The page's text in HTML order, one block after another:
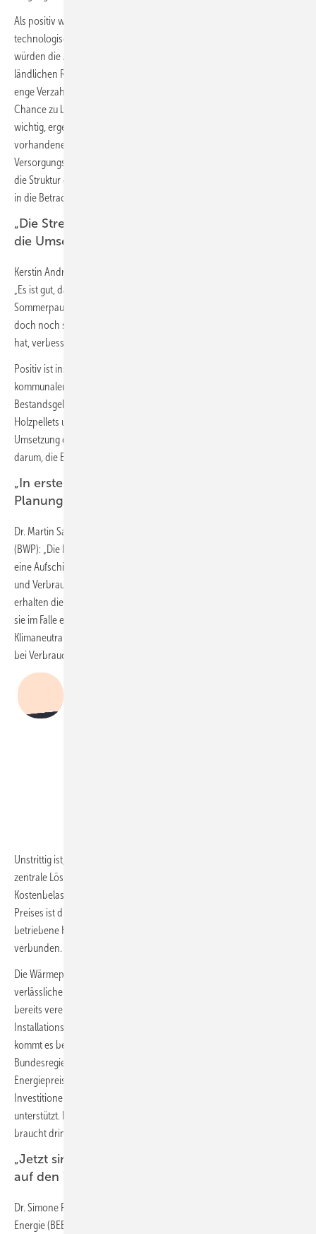
Als positiv wertet der Verband auch die Einbeziehung des gesamten
technologischen Lösungsangebots. Gerade bei der Holzwärme
würden die Ansätze zu mehr Akzeptanz der Wärmewende im
ländlichen Raum beitragen. Darüber hinaus sei die nun vorgesehene
enge Verzahnung des GEG mit der kommunalen Wärmeplanung als
Chance zu begreifen. Bei der Kommunalen Wärmeplanung sei es
wichtig, ergebnisoffen alle örtlichen Gegebenheiten wie die
vorhandenen Infrastrukturen, zentrale wie dezentrale
Versorgungslösungen, erneuerbare Energie- und Wärmequellen sowie
die Struktur des Gebäudebestands und des Gewerbes bzw. Industrie
in die Betrachtung einzubeziehen.
„Die Streichung der Transformationspläne macht
die Umsetzung praktikabler“
Kerstin Andreae, Vorsitzende der Hauptgeschäftsführung des BDEW:
„Es ist gut, dass sich die Koalition auf den letzten Metern vor der
Sommerpause geeinigt hat und das Gesetzgebungsverfahren nun
doch noch starten kann. Die Punkte, auf die sich die Koalition geeinigt
hat, verbessern das Gesetz entscheidend.
Positiv ist insbesondere die geplante Verzahnung mit der
kommunalen Wärmeplanung bei der Umrüstung von
Bestandsgebäuden. Auch die Öffnung der Erfüllungsoptionen hin zu
Holzpellets und die Streichung der Transformationspläne macht die
Umsetzung des Gesetzes für alle Beteiligten praktikabler. Nun geht es
darum, die Einigung der Koalition im Gesetz umzusetzen.“
„In erster Linie eine Aufschiebung von
Planungssicherheit“
Dr. Martin Sabel, Geschäftsführer des Bundesverbands Wärmepumpe
(BWP): „Die Einigung der Ampel-Fraktionen bedeutet in erster Linie
eine Aufschiebung von Planungssicherheit für Industrie, Handwerk
und Verbraucher. Bis zum Vorliegen von kommunalen Wärmeplänen
erhalten die Betroffenen keine Orientierung, welche Heizungssysteme
sie im Falle eines anstehenden Heizungstauschs auf den Weg zur
Klimaneutralität bringen. Die Verantwortung liegt damit in erster Linie
bei Verbrauchern und Kommunen.
Unstrittig ist, dass der Umstieg zu Wärmepumpen in jedem Fall die
zentrale Lösung für Klimaschutz und die Vermeidung von
Kostenbelastungen ist. Mit dem bevorstehenden Anstieg des CO
Preises ist die Entscheidung für eine mit fossilen Energieträgern
betriebene Heizung unvermeidbar mit hohen Kostenrisiken
verbunden.
Die Wärmepumpenbranche erhält mit diesen Leitlinien keine
verlässlichen Rahmenbedingungen für den mit der Bundesregierung
bereits vereinbarten Hochlauf von Produktions- und
Installationskapazitäten. Für den Industriestandort Deutschland
kommt es bei Klimaschutztechnologien jetzt drauf an, dass die
Bundesregierung über richtungsweisende Verhältnisse bei den
Energiepreisen sowie Förderprogrammen deutlich macht, dass sie
Investitionen in den Umstieg zu erneuerbaren Energien ausdrücklich
unterstützt. Das Ziel eines klimaneutralen Gebäudebestandes bis 2045
braucht dringend ein verlässliches industriepolitisches Fundament.“
„Jetzt sind die Fraktionen gefragt, das Gesetz
auf den Weg zu bringen.“
Dr. Simone Peter, Präsidentin des Bundesverbands Erneuerbare
Energie (BEE): „Mit der Einigung hat die Ampel-Koalition ihr Ziel, das